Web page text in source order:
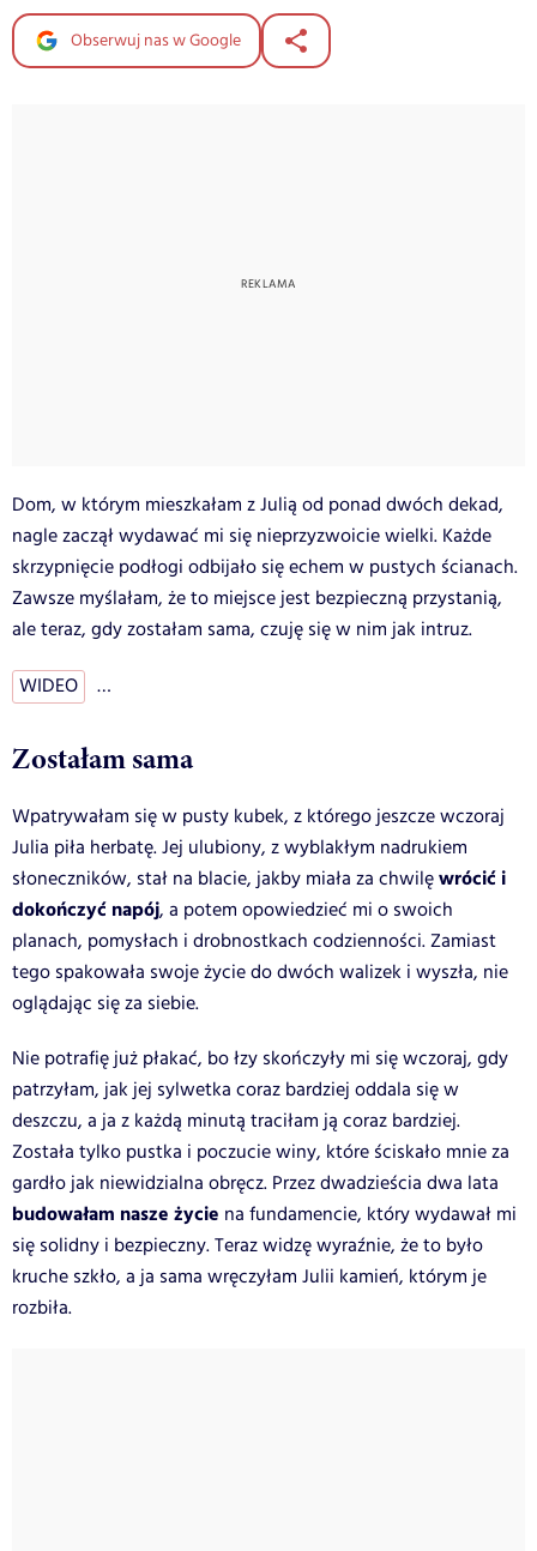
Obserwuj nas w Google
Dom, w którym mieszkałam z Julią od ponad dwóch dekad,
nagle zaczął wydawać mi się nieprzyzwoicie wielki. Każde
skrzypnięcie podłogi odbijało się echem w pustych ścianach.
Zawsze myślałam, że to miejsce jest bezpieczną przystanią,
ale teraz, gdy zostałam sama, czuję się w nim jak intruz.
WIDEO …
Zostałam sama
Wpatrywałam się w pusty kubek, z którego jeszcze wczoraj
Julia piła herbatę. Jej ulubiony, z wyblakłym nadrukiem
słoneczników, stał na blacie, jakby miała za chwilęwrócić i
dokończyć napój, a potem opowiedzieć mi o swoich
planach, pomysłach i drobnostkach codzienności. Zamiast
tego spakowała swoje życie do dwóch walizek i wyszła, nie
oglądając się za siebie.
Nie potrafię już płakać, bo łzy skończyły mi się wczoraj, gdy
patrzyłam, jak jej sylwetka coraz bardziej oddala się w
deszczu, a ja z każdą minutą traciłam ją coraz bardziej.
Została tylko pustka i poczucie winy, które ściskało mnie za
gardło jak niewidzialna obręcz. Przez dwadzieścia dwa lata
budowałam nasze życie na fundamencie, który wydawał mi
się solidny i bezpieczny. Teraz widzę wyraźnie, że to było
kruche szkło, a ja sama wręczyłam Julii kamień, którym je
rozbiła.